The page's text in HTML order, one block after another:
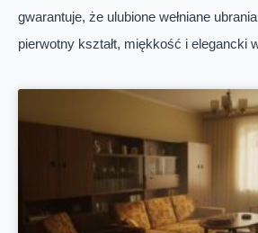
gwarantuje, że ulubione wełniane
pierwotny kształt, miękkość i elegancki